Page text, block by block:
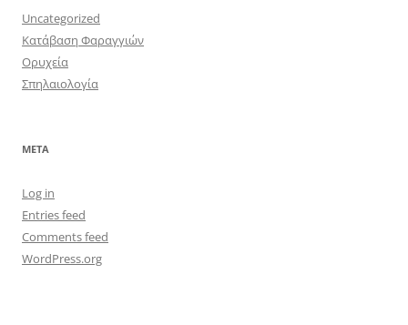
Uncategorized
Κατάβαση Φαραγγιών
Ορυχεία
Σπηλαιολογία
META
Log in
Entries feed
Comments feed
WordPress.org